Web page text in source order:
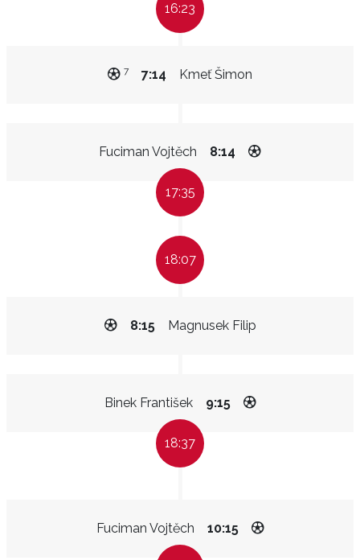
16:23
Kmeť Šimon
7:14
7
Fuciman Vojtěch 8:14
17:35
18:07
Magnusek Filip
8:15
Binek František 9:15
18:37
Fuciman Vojtěch 10:15